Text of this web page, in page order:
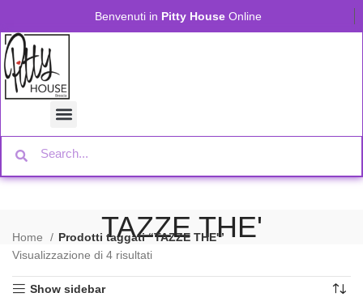
Benvenuti in Pitty House Online
TAZZE THE'
Home
Prodotti taggati “TAZZE THE'”
Visualizzazione di 4 risultati
Show sidebar